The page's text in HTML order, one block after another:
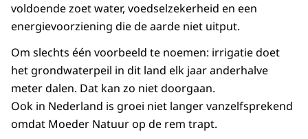
voldoende zoet water, voedselzekerheid en een
energievoorziening die de aarde niet uitput.
Om slechts één voorbeeld te noemen: irrigatie doet
het grondwaterpeil in dit land elk jaar anderhalve
meter dalen. Dat kan zo niet doorgaan.
Ook in Nederland is groei niet langer vanzelfsprekend
omdat Moeder Natuur op de rem trapt.